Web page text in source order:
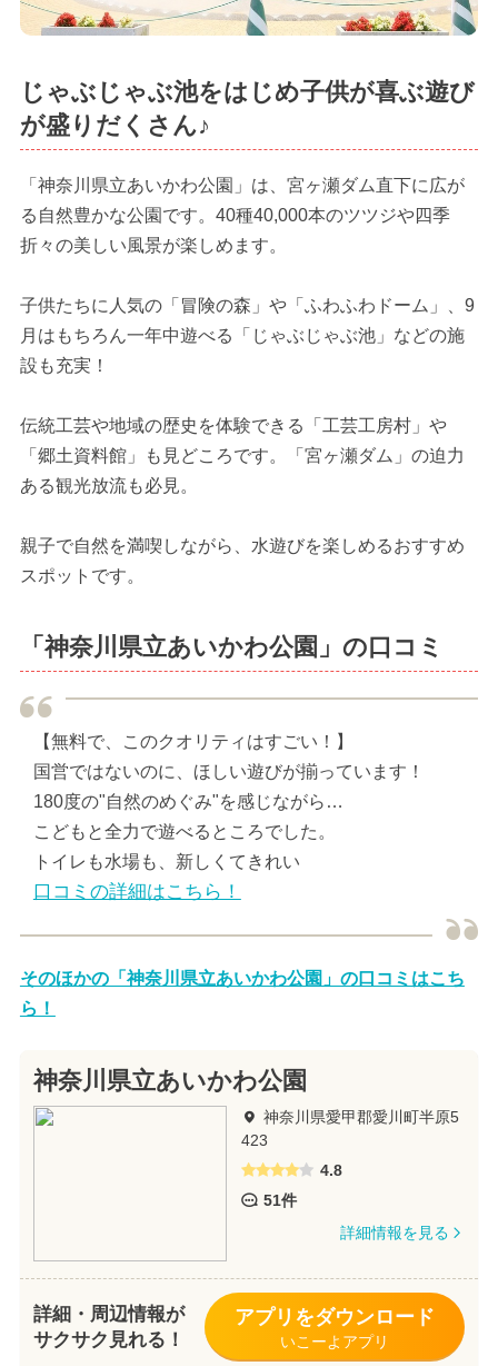
じゃぶじゃぶ池をはじめ子供が喜ぶ遊び
が盛りだくさん♪
「神奈川県立あいかわ公園」は、宮ヶ瀬ダム直下に広が
る自然豊かな公園です。40種40,000本のツツジや四季
折々の美しい風景が楽しめます。
子供たちに人気の「冒険の森」や「ふわふわドーム」、9
月はもちろん一年中遊べる「じゃぶじゃぶ池」などの施
設も充実！
伝統工芸や地域の歴史を体験できる「工芸工房村」や
「郷土資料館」も見どころです。「宮ヶ瀬ダム」の迫力
ある観光放流も必見。
親子で自然を満喫しながら、水遊びを楽しめるおすすめ
スポットです。
「神奈川県立あいかわ公園」の口コミ
【無料で、このクオリティはすごい！】
国営ではないのに、ほしい遊びが揃っています！
180度の"自然のめぐみ"を感じながら…
こどもと全力で遊べるところでした。
トイレも水場も、新しくてきれい
口コミの詳細はこちら！
そのほかの「神奈川県立あいかわ公園」の口コミはこち
ら！
神奈川県立あいかわ公園
神奈川県愛甲郡愛川町半原5
423
4.8
51件
詳細情報を見る
詳細・周辺情報が
サクサク見れる！
アプリをダウンロード
いこーよアプリ